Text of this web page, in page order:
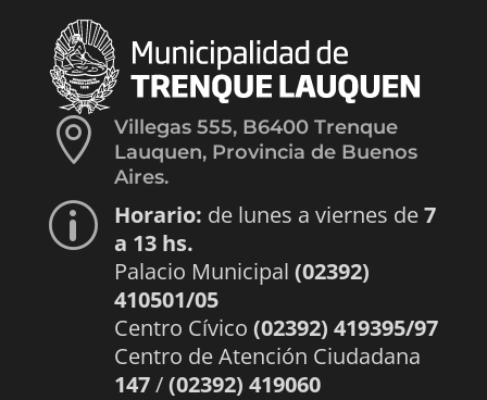

Villegas 555, B6400 Trenque
Lauquen, Provincia de Buenos
Aires.
p Horario: de lunes a viernes de7
a 13 hs.
Palacio Municipal (02392)
410501/05
Centro Cívico (02392) 419395/97
Centro de Atención Ciudadana
147/(02392) 419060